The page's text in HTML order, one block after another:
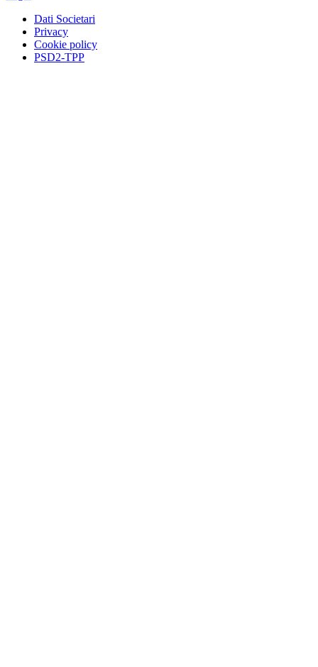
Dati Societari
Privacy
Cookie policy
PSD2-TPP